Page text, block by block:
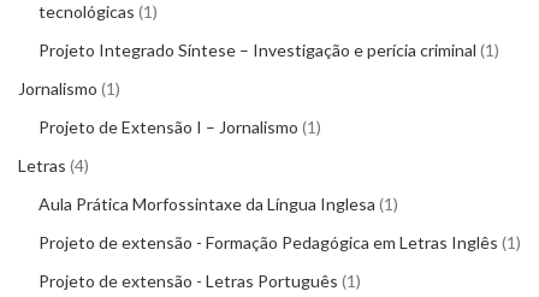
tecnológicas 1
Projeto Integrado Síntese – Investigação e perícia criminal 1
Jornalismo 1
Projeto de Extensão I – Jornalismo 1
Letras 4
Aula Prática Morfossintaxe da Língua Inglesa 1
Projeto de extensão - Formação Pedagógica em Letras Inglês 1
Projeto de extensão - Letras Português 1